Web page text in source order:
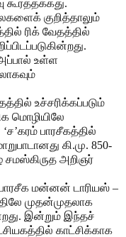
கூரத்தக்கது.
குறித்தாலும்
ரிக் வேதத்தில்
உள்ள
உச்சரிக்கப்படும்
மொழியிலே
பாரசீகத்தில்
கி.மு. 850-
சமஸ்கிருத அறிஞர்
மன்னன் டாரியஸ் –
முதன்முதலாக
இன்றும் இந்தச்
காட்சிக்காக